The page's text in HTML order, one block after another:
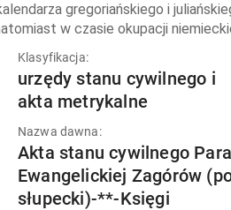
gregoriańskiego i
w czasie okupacji
Klasyfikacja:
urzędy stanu cywilnego i
akta metrykalne
Nazwa dawna:
Akta stanu cywilnego
Ewangelickiej Zagórów
słupecki)-**-Księgi